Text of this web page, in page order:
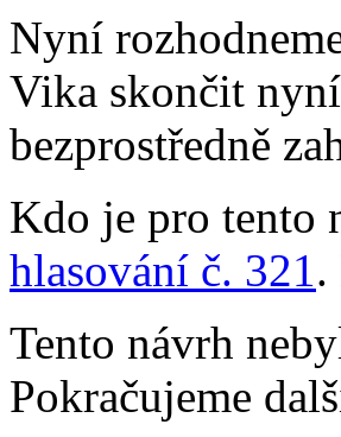
Nyní
Vika skončit
bezprostředně
Kdo je pro tento
hlasování č. 321.
Tento návrh
Pokračujeme